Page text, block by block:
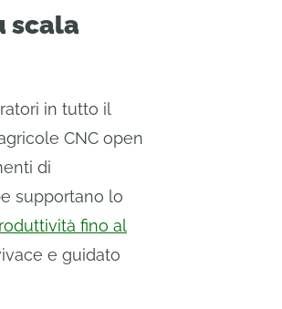
scala
in tutto il
CNC open
di
supportano lo
fino al
e guidato